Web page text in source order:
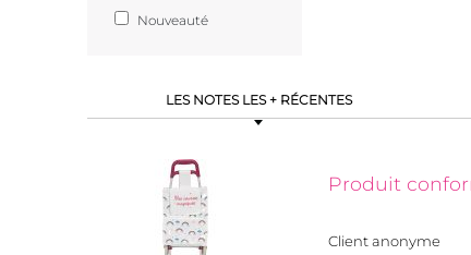
Nouveauté
LES NOTES LES + RÉCENTES
Produit
Client anonyme